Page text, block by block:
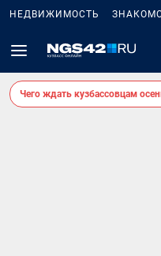
НЕДВИЖИМОСТЬ
Чего ждать кузбассовцам